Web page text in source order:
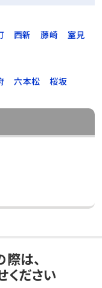
西新 藤崎
室見
六本松 桜坂
は、
ください